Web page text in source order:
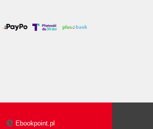
Ebookpoint.pl